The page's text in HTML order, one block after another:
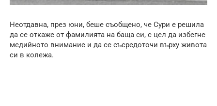
Неотдавна, през юни, беше съобщено, че Сури е решила
да се откаже от фамилията на баща си, с цел да избегне
медийното внимание и да се съсредоточи върху живота
си в колежа.